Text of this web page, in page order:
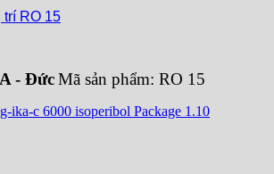
trí RO 15
- ĐứcMã sản phẩm: RO 15